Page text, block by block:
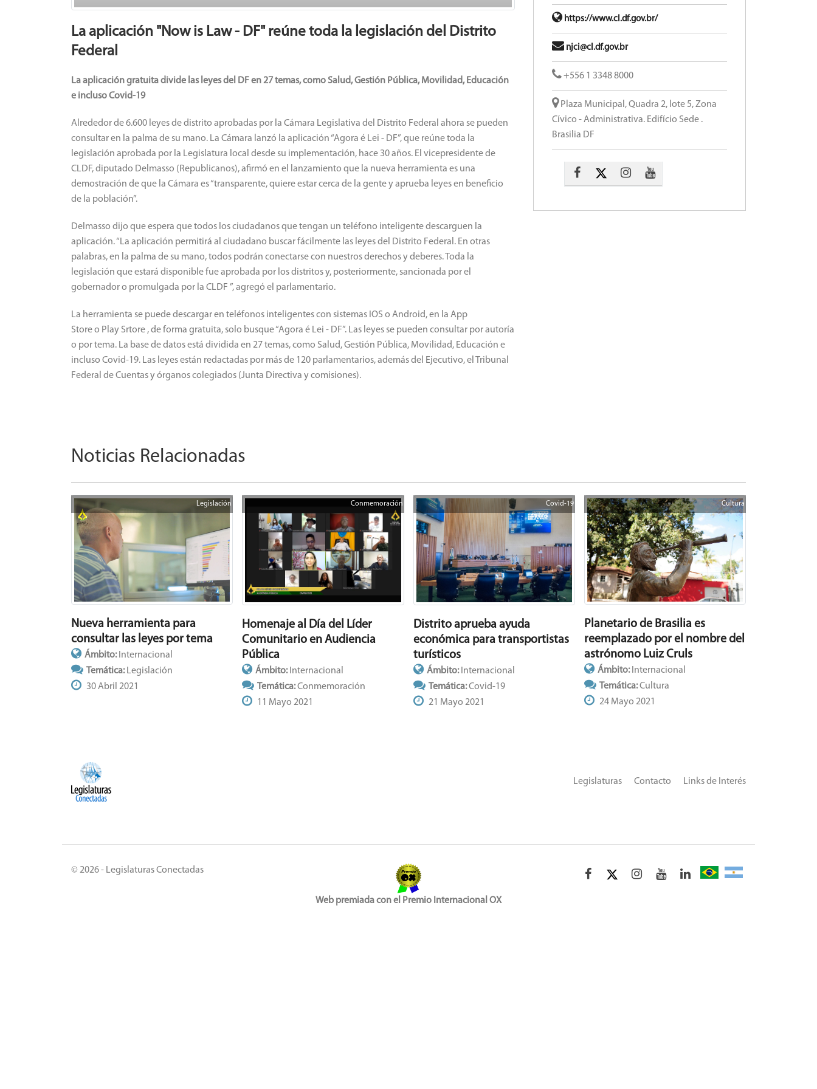
La aplicación "Now is Law - DF" reúne toda la legislación del Distrito
Federal
La aplicación gratuita divide las leyes del DF en 27 temas, como Salud, Gestión Pública, Movilidad, Educación
e incluso Covid-19
Alrededor de 6.600 leyes de distrito aprobadas por la Cámara Legislativa del Distrito Federal ahora se pueden
consultar en la palma de su mano. La Cámara lanzó la aplicación “Agora é Lei - DF”, que reúne toda la
legislación aprobada por la Legislatura local desde su implementación, hace 30 años. El vicepresidente de
CLDF, diputado Delmasso (Republicanos), afirmó en el lanzamiento que la nueva herramienta es una
demostración de que la Cámara es “transparente, quiere estar cerca de la gente y aprueba leyes en beneficio
de la población”.
Delmasso dijo que espera que todos los ciudadanos que tengan un teléfono inteligente descarguen la
aplicación.“La aplicación permitirá al ciudadano buscar fácilmente las leyes del Distrito Federal. En otras
palabras, en la palma de su mano, todos podrán conectarse con nuestros derechos y deberes.Toda la
legislación que estará disponible fue aprobada por los distritos y, posteriormente, sancionada por el
gobernador o promulgada por la CLDF ”, agregó el parlamentario.
La herramienta se puede descargar en teléfonos inteligentes con sistemas IOS o Android, en la App
Storeo P lay Srtore , de forma gratuita, solo busque “Agora é Lei - DF”. Las leyes se pueden consultar por autoría
o por tema. La base de datos está dividida en 27 temas, como Salud, Gestión Pública, Movilidad, Educación e
incluso Covid-19. Las leyes están redactadas por más de 120 parlamentarios, además del Ejecutivo, el Tribunal
Federal de Cuentas y órganos colegiados (Junta Directiva y comisiones).
https://www.cl.df.gov.br/
njci@cl.df.gov.br
+556 1 3348 8000
Plaza Municipal, Quadra 2, lote 5, Zona
Cívico - Administrativa. Edifício Sede .
Brasilia DF
Noticias Relacionadas
Legislación
Nueva herramienta para
consultar las leyes por tema
Ámbito: Internacional
Temática: Legislación
30 Abril 2021
Conmemoración
Homenaje al Día del Líder
Comunitario en Audiencia
Pública
Ámbito: Internacional
Temática:Conmemoración
11 Mayo 2021
Covid-19
Distrito aprueba ayuda
económica para transportistas
turísticos
Ámbito: Internacional
Temática:Covid-19
21 Mayo 2021
Cultura
Planetario de Brasilia es
reemplazado por el nombre del
astrónomo Luiz Cruls
Ámbito:Internacional
Temática:Cultura
24 Mayo 2021
Links de Interés
Contacto
Legislaturas
© 2026 - Legislaturas Conectadas
Web premiada con el Premio Internacional OX